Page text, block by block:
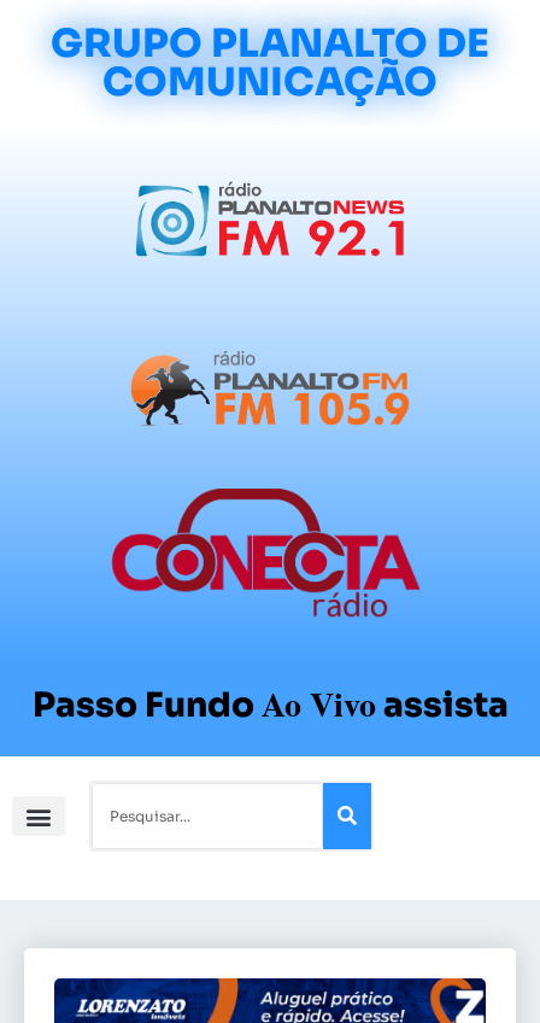
GRUPO PLANALTO DE
COMUNICAÇÃO
Passo FundoAo Vivoassista